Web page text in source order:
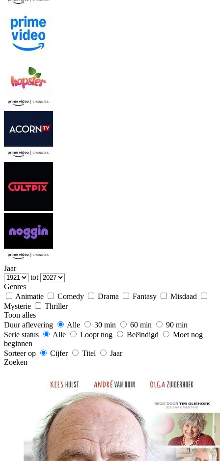
Jaar
tot
Genres
Animatie
Comedy Drama Fantasy
Misdaad
Mysterie
Thriller
Toon alles
Duur aflevering
Alle 30 min 60 min
90 min
Serie status
Alle Loopt nog Beëindigd
Moet nog
beginnen
Sorteer op
Cijfer Titel
Jaar
Zoeken